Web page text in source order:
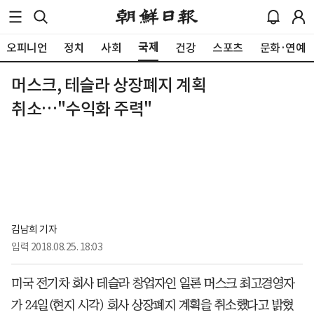
오피니언 정치 사회 국제 건강 스포츠 문화·연예
머스크, 테슬라 상장폐지 계획
취소…"수익화 주력"
김남희 기자
입력 2018.08.25. 18:03
미국 전기차 회사 테슬라 창업자인 일론 머스크 최고경영자
가 24일(현지 시각) 회사 상장폐지 계획을 취소했다고 밝혔